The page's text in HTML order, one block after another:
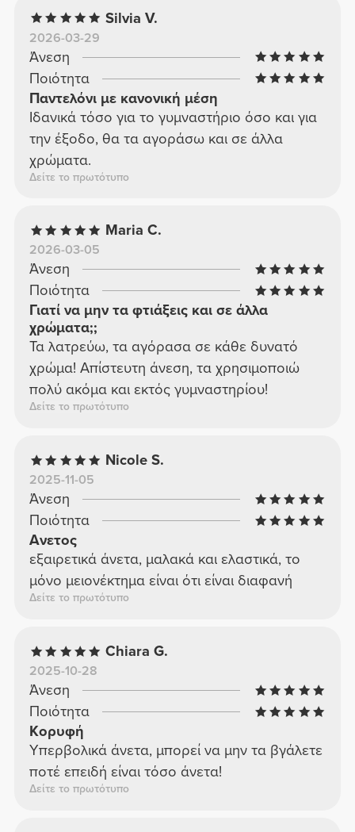
Silvia V.
2026-03-29
Άνεση
Ποιότητα
Παντελόνι με κανονική μέση
Ιδανικά τόσο για το γυμναστήριο όσο και για
την έξοδο, θα τα αγοράσω και σε άλλα
χρώματα.
Δείτε το πρωτότυπο
Maria C.
2026-03-05
Άνεση
Ποιότητα
Γιατί να μην τα φτιάξεις και σε άλλα
χρώματα;;
Τα λατρεύω, τα αγόρασα σε κάθε δυνατό
χρώμα! Απίστευτη άνεση, τα χρησιμοποιώ
πολύ ακόμα και εκτός γυμναστηρίου!
Δείτε το πρωτότυπο
Nicole S.
2025-11-05
Άνεση
Ποιότητα
Ανετος
εξαιρετικά άνετα, μαλακά και ελαστικά, το
μόνο μειονέκτημα είναι ότι είναι διαφανή
Δείτε το πρωτότυπο
Chiara G.
2025-10-28
Άνεση
Ποιότητα
Κορυφή
Υπερβολικά άνετα, μπορεί να μην τα βγάλετε
ποτέ επειδή είναι τόσο άνετα!
Δείτε το πρωτότυπο